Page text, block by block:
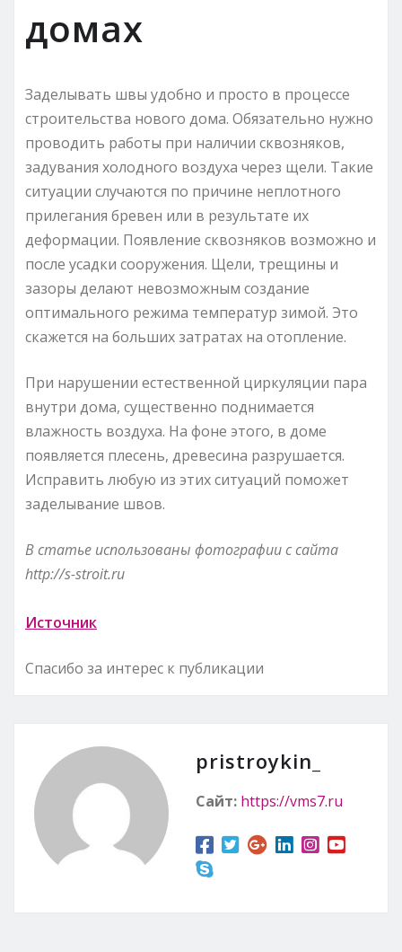
домах
Заделывать швы удобно и просто в процессе
строительства нового дома. Обязательно нужно
проводить работы при наличии сквозняков,
задувания холодного воздуха через щели. Такие
ситуации случаются по причине неплотного
прилегания бревен или в результате их
деформации. Появление сквозняков возможно и
после усадки сооружения. Щели, трещины и
зазоры делают невозможным создание
оптимального режима температур зимой. Это
скажется на больших затратах на отопление.
При нарушении естественной циркуляции пара
внутри дома, существенно поднимается
влажность воздуха. На фоне этого, в доме
появляется плесень, древесина разрушается.
Исправить любую из этих ситуаций поможет
заделывание швов.
В статье использованы фотографии с сайта
http://s-stroit.ru
Источник
Спасибо за интерес к публикации
pristroykin_
Сайт: https://vms7.ru